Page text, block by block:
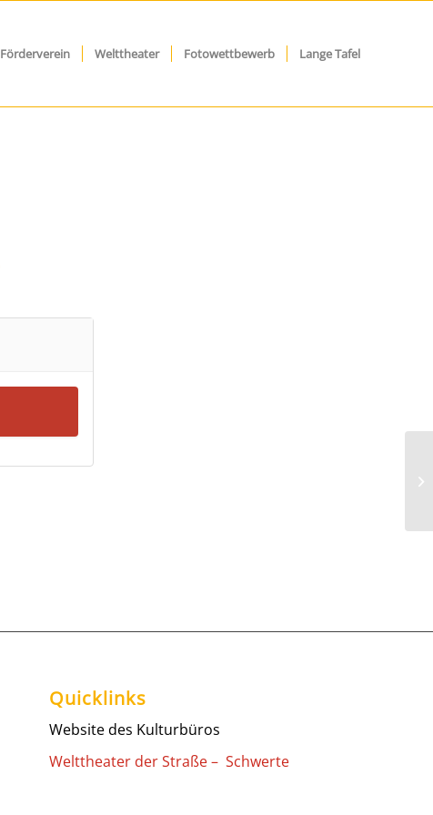
Förderverein Welttheater Fotowettbewerb Lange Tafel
Quicklinks
Website des Kulturbüros
Welttheater der Straße – Schwerte